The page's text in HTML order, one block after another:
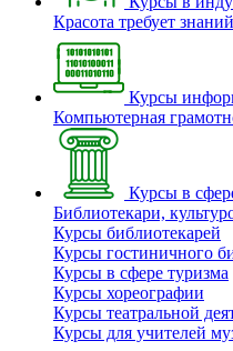
Красота требует знаний
Курсы
Компьютерная
Курсы в
Библиотекари,
Курсы библиотекарей
Курсы гостиничного
Курсы в сфере туризма
Курсы хореографии
Курсы театральной
Курсы для учителей